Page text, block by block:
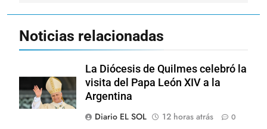
Noticias relacionadas
La Diócesis de Quilmes celebró la
visita del Papa León XIV a la
Argentina
Diario EL SOL
12 horas atrás 0